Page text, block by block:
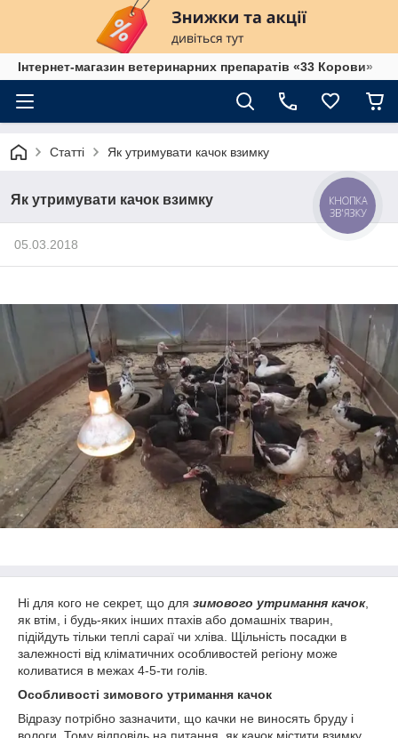
Інтернет-магазин ветеринарних препаратів «33 Корови»
Статті Як утримувати качок взимку
Як утримувати качок взимку
05.03.2018
Ні для кого не секрет, що для зимового утримання качок,
як втім, і будь-яких інших птахів або домашніх тварин,
підійдуть тільки теплі сараї чи хліва. Щільність посадки в
залежності від кліматичних особливостей регіону може
коливатися в межах 4-5-ти голів.
Особливості зимового утримання качок
Відразу потрібно зазначити, що качки не виносять бруду і
КНОПКА
ЗВ'ЯЗКУ